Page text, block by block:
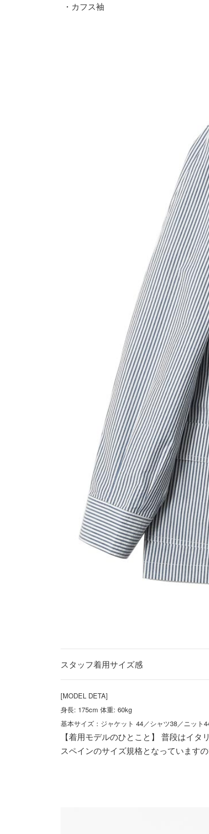
・カフス袖
スタッフ着用サイズ感
[MODEL DETA]
身長: 175cm 体重: 60kg
基本サイズ：ジャケット 44／シャツ38／ニット
【着用モデルのひとこと】 普段はイ
スペインのサイズ規格となっています